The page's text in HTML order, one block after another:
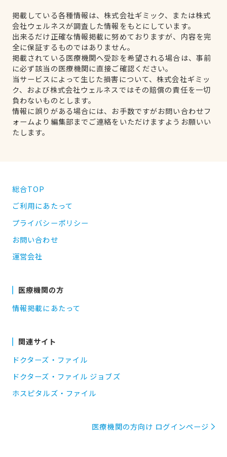
掲載している各種情報は、株式会社ギミック、または株式
会社ウェルネスが調査した情報をもとにしています。
出来るだけ正確な情報掲載に努めておりますが、内容を完
全に保証するものではありません。
掲載されている医療機関へ受診を希望される場合は、事前
に必ず該当の医療機関に直接ご確認ください。
当サービスによって生じた損害について、株式会社ギミッ
ク、および株式会社ウェルネスではその賠償の責任を一切
負わないものとします。
情報に誤りがある場合には、お手数ですがお問い合わせフ
ォームより編集部までご連絡をいただけますようお願いい
たします。
総合TOP
ご利用にあたって
プライバシーポリシー
お問い合わせ
運営会社
医療機関の方
情報掲載にあたって
関連サイト
ドクターズ・ファイル
ドクターズ・ファイル ジョブズ
ホスピタルズ・ファイル
医療機関の方向け ログインページ